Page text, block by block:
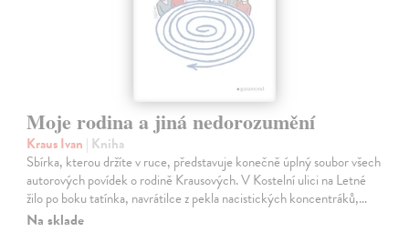
Moje rodina a jiná nedorozumění
Kraus Ivan | Kniha
Sbírka, kterou držíte v ruce, představuje konečně úplný soubor všech
autorových povídek o rodině Krausových. V Kostelní ulici na Letné
žilo po boku tatínka, navrátilce z pekla nacistických koncentráků,…
Na sklade